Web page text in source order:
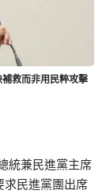
救而非用民粹攻擊
統兼民進黨主席
求民進黨團出席